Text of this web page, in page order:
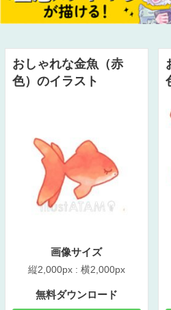
おしゃれな金魚（赤
色）のイラスト
画像サイズ
縦2,000px : 横2,000px
無料ダウンロード